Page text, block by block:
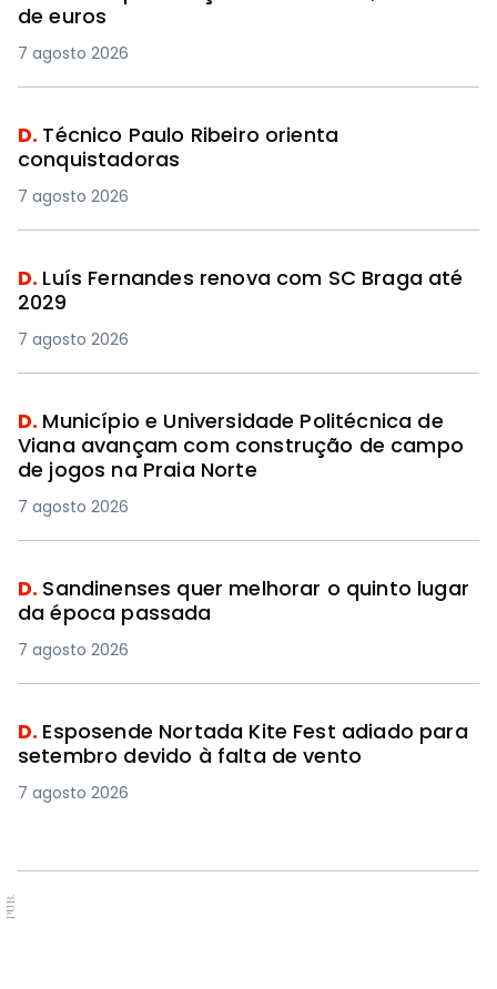
de euros
7 agosto 2026
D. Técnico Paulo Ribeiro orienta
conquistadoras
7 agosto 2026
D. Luís Fernandes renova com SC Braga até
2029
7 agosto 2026
D. Município e Universidade Politécnica de
Viana avançam com construção de campo
de jogos na Praia Norte
7 agosto 2026
D. Sandinenses quer melhorar o quinto lugar
da época passada
7 agosto 2026
D. Esposende Nortada Kite Fest adiado para
setembro devido à falta de vento
7 agosto 2026
PUB.